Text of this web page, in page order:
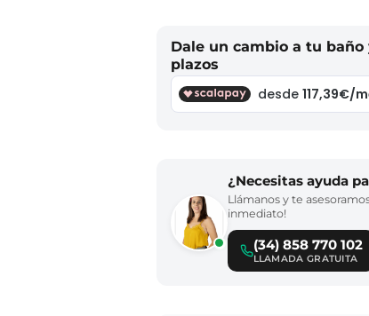
Dale un cambio a tu
plazos
¿Necesitas ayuda
Llámanos y te
inmediato!
(34) 858 770 102
LLAMADA GRATUITA